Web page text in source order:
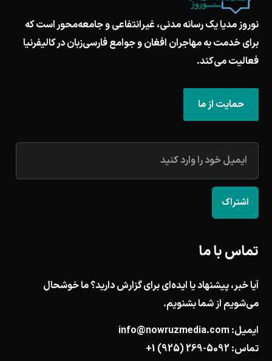
نوروز مدیا یک رسانه مدنی، غیرانتفاعی و جامعه‌محور است که
برای خدمت به مهاجران افغان و جوامع فارسی‌زبان در کالیفرنیا
فعالیت می‌کند.
حمایت از ما
اشتراک
تماس با ما
آیا خبر، پیشنهاد یا ایده‌ای برای گزارش دارید؟ ما خوشحال
می‌شویم از شما بشنویم.
ایمیل:info@nowruzmedia.com
تماس:+1 (925) 269-5092